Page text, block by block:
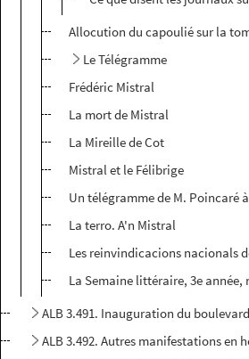
Allocution du capoulié sur la
Le Télégramme
Frédéric Mistral
La mort de Mistral
La Mireille de Cot
Mistral et le Félibrige
Un télégramme de M. Poincaré
La terro. A'n Mistral
Les reinvindicacions nacionals
La Semaine littéraire, 3e année,
ALB 3.491. Inauguration du
ALB 3.492. Autres manifestations en